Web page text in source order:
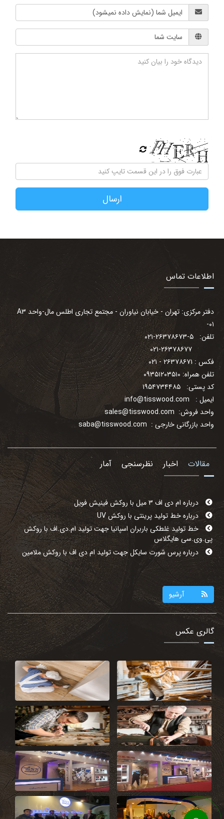
ارسال
اطلاعات تماس
دفتر مرکزی: تهران - خیابان نیاوران - مجتمع تجاری اطلس مال-واحد A۳
-۰۱
تلفن: ۵-۲۶۳۷۸۶۷۳-۰۲۱
فکس : ۲۶۳۷۸۶۷۱ - ۰۲۱
تلفن همراه: ۰۹۳۵۱۲۰۳۵۱۰
کد پستی: ۱۹۵۴۷۳۴۴۸۵
ایمیل : info@tisswood.com
واحد فروش: sales@tisswood.com
واحد بازرگانی خارجی : saba@tisswood.com
مقالات اخبار نظرسنجی آمار
درباره ام دی اف ۳ میل با روکش فینیش فویل
درباره خط تولید پرینتی با روکش UV
خط تولید غلطکی باربران اسپانیا جهت تولید ام.دی.اف با روکش
پی.وی.سی هایگلاس
درباره پرس شورت سایکل جهت تولید ام دی اف با روکش ملامین
آرشیو
گالری عکس